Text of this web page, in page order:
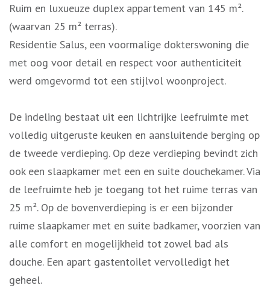
Ruim en luxueuze duplex appartement van 145 m².
(waarvan 25 m² terras).
Residentie Salus, een voormalige dokterswoning die
met oog voor detail en respect voor authenticiteit
werd omgevormd tot een stijlvol woonproject.
De indeling bestaat uit een lichtrijke leefruimte met
volledig uitgeruste keuken en aansluitende berging op
de tweede verdieping. Op deze verdieping bevindt zich
ook een slaapkamer met een en suite douchekamer. Via
de leefruimte heb je toegang tot het ruime terras van
25 m². Op de bovenverdieping is er een bijzonder
ruime slaapkamer met en suite badkamer, voorzien van
alle comfort en mogelijkheid tot zowel bad als
douche. Een apart gastentoilet vervolledigt het
geheel.